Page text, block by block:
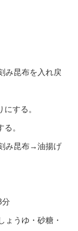
み昆布を入れ戻
する。
。
み昆布→油揚げ
うゆ・砂糖・